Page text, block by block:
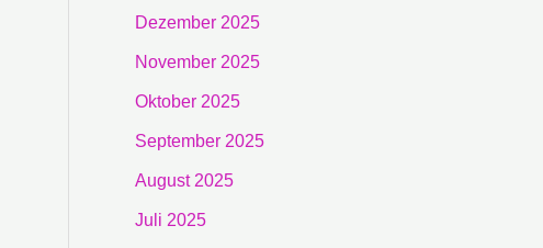
Dezember 2025
November 2025
Oktober 2025
September 2025
August 2025
Juli 2025